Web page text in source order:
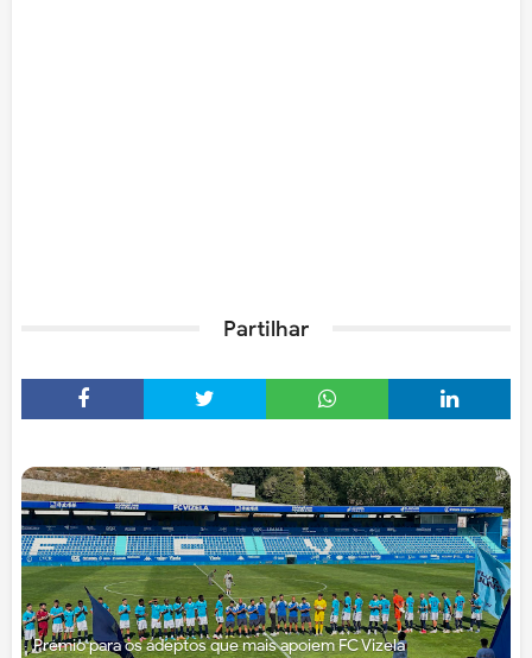
Partilhar
Prémio para os adeptos que mais apoiem FC Vizela